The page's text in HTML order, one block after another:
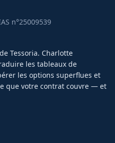
n°25009539
Tessoria. Charlotte
les tableaux de
les options superflues et
que votre contrat couvre — et